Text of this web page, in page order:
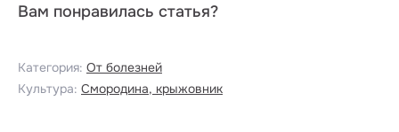
Вам понравилась статья?
Категория: От болезней
Культура: Смородина, крыжовник